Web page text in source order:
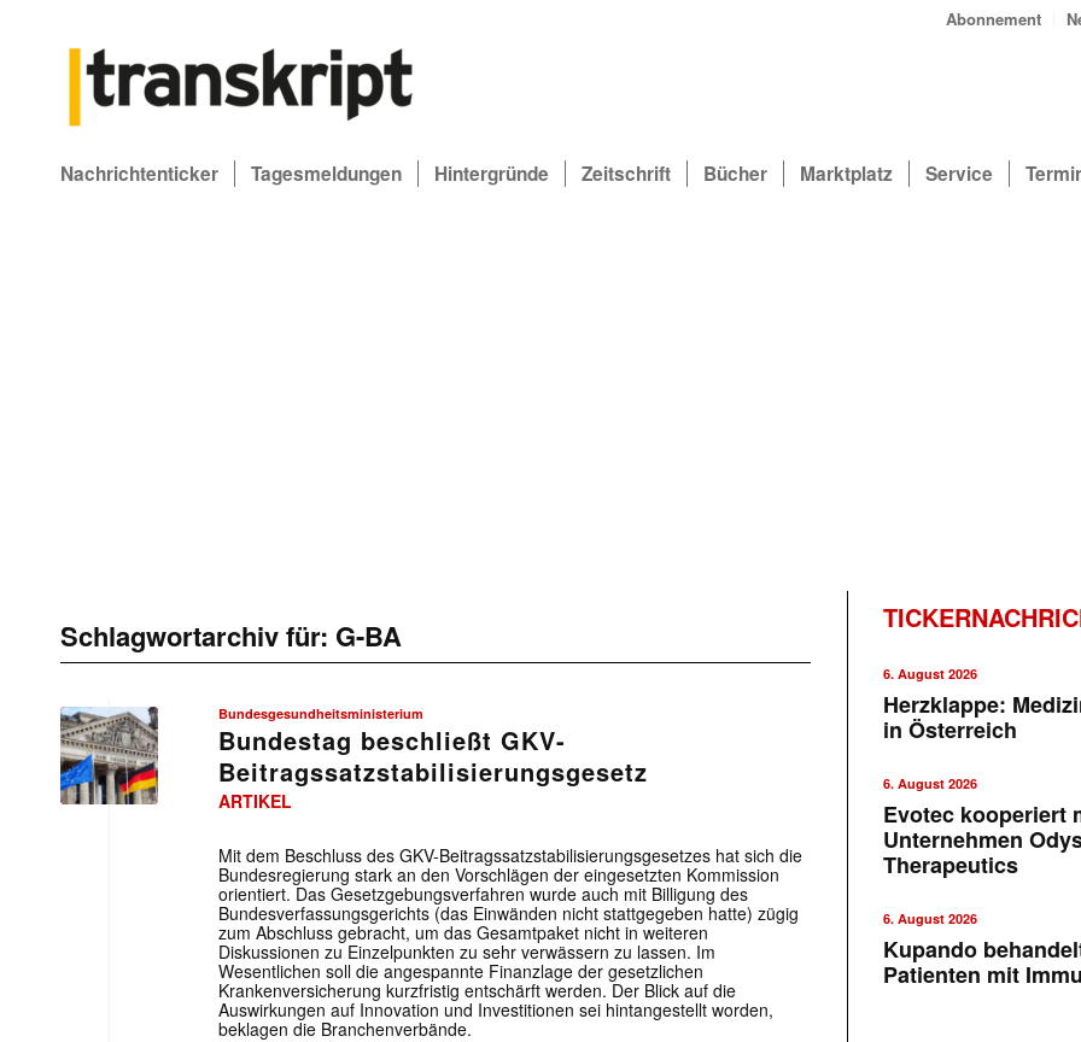
Abonnement
Nachrichtenticker Tagesmeldungen Hintergründe Zeitschrift Bücher Marktplatz Service
Schlagwortarchiv für: G-BA
Bundesgesundheitsministerium
Bundestag beschließt GKV-
Beitragssatzstabilisierungsgesetz
ARTIKEL
Mit dem Beschluss des GKV-Beitragssatzstabilisierungsgesetzes hat sich die
Bundesregierung stark an den Vorschlägen der eingesetzten Kommission
orientiert. Das Gesetzgebungsverfahren wurde auch mit Billigung des
Bundesverfassungsgerichts (das Einwänden nicht stattgegeben hatte) zügig
zum Abschluss gebracht, um das Gesamtpaket nicht in weiteren
Diskussionen zu Einzelpunkten zu sehr verwässern zu lassen. Im
Wesentlichen soll die angespannte Finanzlage der gesetzlichen
Krankenversicherung kurzfristig entschärft werden. Der Blick auf die
Auswirkungen auf Innovation und Investitionen sei hintangestellt worden,
beklagen die Branchenverbände.
6. August 2026
Herzklappe:
in Österreich
6. August 2026
Evotec kooperiert
Unternehmen
Therapeutics
6. August 2026
Kupando
Patienten mit